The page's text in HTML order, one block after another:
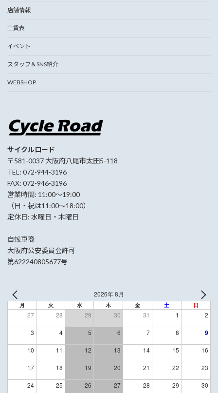
店舗情報
工賃表
イベント
スタッフ＆SNS紹介
WEBSHOP
サイクルロード
〒581-0037 大阪府八尾市太田5-118
TEL: 072-944-3196
FAX: 072-946-3196
営業時間: 11:00〜19:00
（日・祝は11:00〜18:00）
定休日: 水曜日・木曜日
自転車商
大阪府公安委員会許可
第622240805677号
2026年 8月
月 火 水 木 金 土 日
27 28 29 30 31 1 2
3 4 5 6 7 8 9
10 11 12 13 14 15 16
17 18 19 20 21 22 23
24 25 26 27 28 29 30